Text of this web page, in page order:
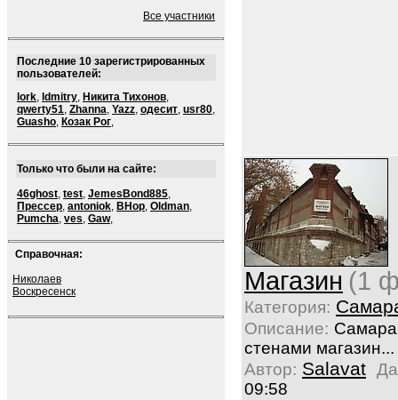
Все участники
Последние 10 зарегистрированных
пользователей:
lork, ldmitry, Никита Тихонов,
qwerty51, Zhanna, Yazz, одесит, usr80,
Guasho, Козак Рог,
Только что были на сайте:
46ghost, test, JemesBond885,
Прессер, antoniok, BHop, Oldman,
Pumcha, ves, Gaw,
Справочная:
Николаев
Воскресенск
Магазин (1
Категория:
Описание:
стенами магазин...
Автор: Salavat
09:58